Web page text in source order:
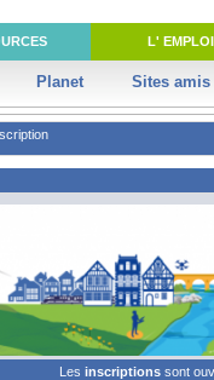
L' EMPLOI
Planet Sites amis
Les inscriptions sont